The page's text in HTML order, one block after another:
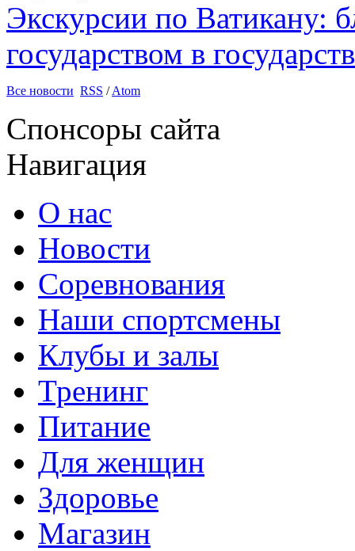
Экскурсии по Ватикану:
государством в
Все новости RSS /Atom
Спонсоры сайта
Навигация
О нас
Новости
Соревнования
Наши спортсмены
Клубы и залы
Тренинг
Питание
Для женщин
Здоровье
Магазин